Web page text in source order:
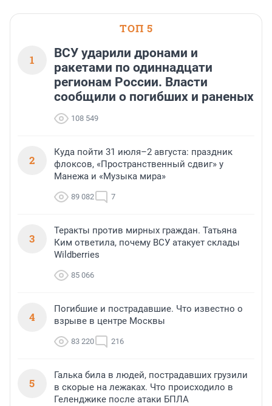
посетителям
ТОП 5
1
ВСУ ударили дронами и
ракетами по одиннадцати
регионам России. Власти
сообщили о погибших и раненых
108 549
2
Куда пойти 31 июля–2 августа: праздник
флоксов, «Пространственный сдвиг» у
Манежа и «Музыка мира»
89 082 7
3
Теракты против мирных граждан. Татьяна
Ким ответила, почему ВСУ атакует склады
Wildberries
85 066
4
Погибшие и пострадавшие. Что известно о
взрыве в центре Москвы
83 220 216
5
Галька била в людей, пострадавших грузили
в скорые на лежаках. Что происходило в
Геленджике после атаки БПЛА